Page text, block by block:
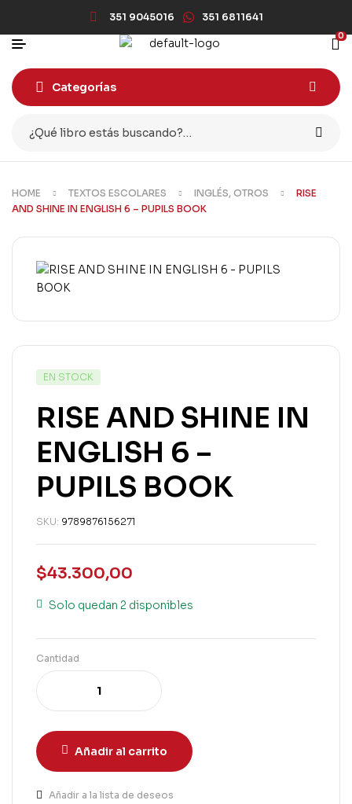
351 9045016 351 6811641
0
Categorías
HOME TEXTOS ESCOLARES INGLÉS, OTROS
RISE
AND SHINE IN ENGLISH 6 – PUPILS BOOK
EN STOCK
RISE AND SHINE IN
ENGLISH 6 –
PUPILS BOOK
SKU: 9789876156271
$43.300,00
Solo quedan 2 disponibles
Cantidad
Añadir al carrito
Añadir a la lista de deseos